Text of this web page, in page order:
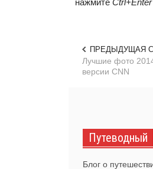
нажмите Ctrl+Enter
ПРЕДЫДУЩАЯ
Лучшие фото
версии CNN
Путеводный
Блог о